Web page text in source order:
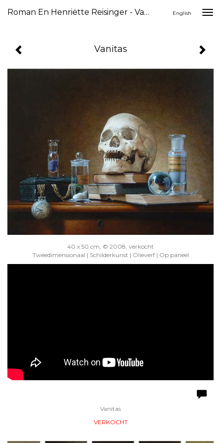
Roman En Henriëtte Reisinger - Vanitas English
Vanitas
40 x 50 cm, © 2008, verkocht
Tweedimensionaal | Schilderkunst | Olieverf | Op paneel
Vanitas
VERKOCHT